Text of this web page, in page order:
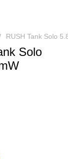
RUSH Tank Solo
Solo